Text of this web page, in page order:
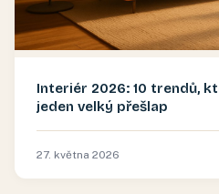
Interiér 2026: 10 trendů,
jeden velký přešlap
27. května 2026